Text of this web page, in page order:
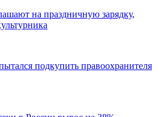
на праздничную зарядку,
подкупить правоохранителя